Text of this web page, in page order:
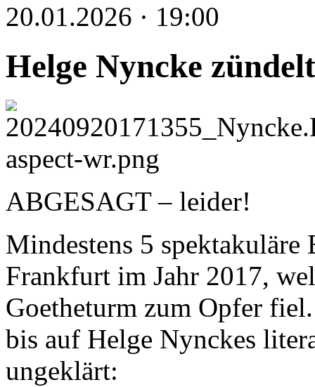
20.01.2026 · 19:00
Helge Nyncke
ABGESAGT – leider!
Mindestens 5 spektakuläre
Frankfurt im Jahr 2017,
Goetheturm zum Opfer
bis auf Helge Nynckes
ungeklärt: